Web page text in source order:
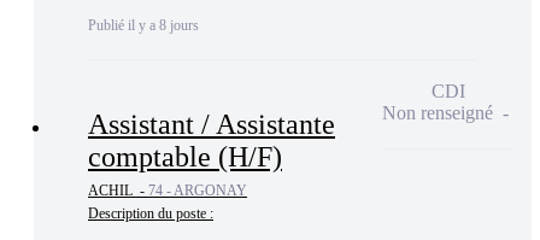
Publié il y a 8 jours
Assistant / Assistante
comptable (H/F)
ACHIL - 74 - ARGONAY
Description du poste :
CDI
Non renseigné